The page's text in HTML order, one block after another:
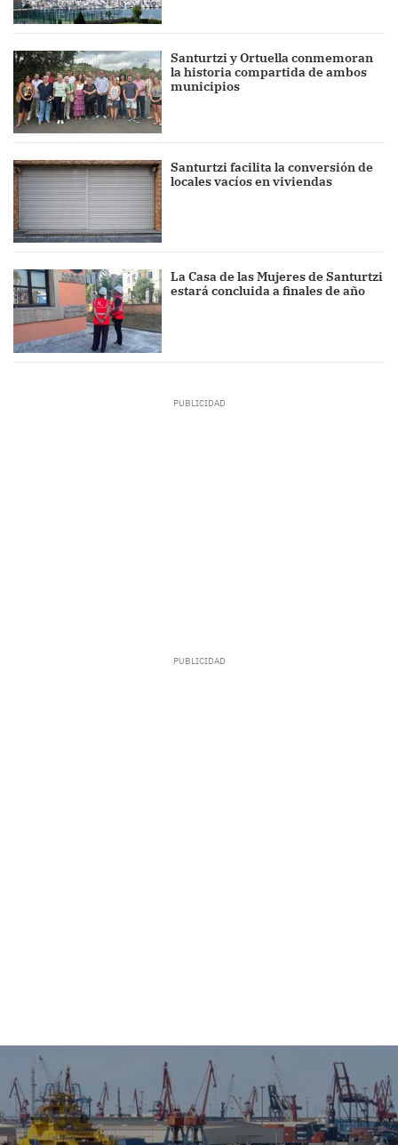
Santurtzi y Ortuella conmemoran
la historia compartida de ambos
municipios
Santurtzi facilita la conversión de
locales vacíos en viviendas
La Casa de las Mujeres de Santurtzi
estará concluida a finales de año